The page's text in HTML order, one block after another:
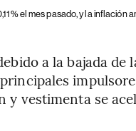
el mes pasado, y la inflación
a la bajada de
vestimenta se